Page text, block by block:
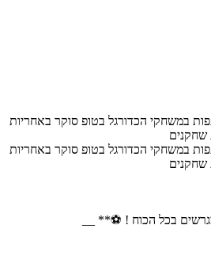
במשחקי הכדורגל בטופ סוקר באחריות
שחקנים
במשחקי הכדורגל בטופ סוקר באחריות
שחקנים
בכל הכוח ! ⚽** __